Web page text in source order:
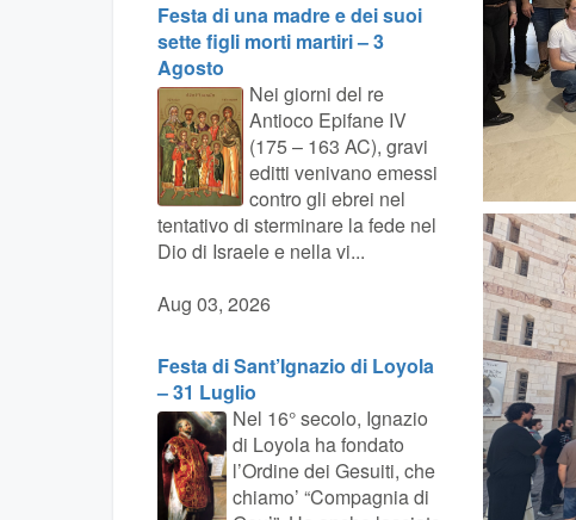
Festa di una madre e dei suoi
sette figli morti martiri – 3
Agosto
Nei giorni del re
Antioco Epifane IV
(175 – 163 AC), gravi
editti venivano emessi
contro gli ebrei nel
tentativo di sterminare la fede nel
Dio di Israele e nella vi...
Aug 03, 2026
Festa di Sant’Ignazio di Loyola
– 31 Luglio
Nel 16° secolo, Ignazio
di Loyola ha fondato
l’Ordine dei Gesuiti, che
chiamo’ “Compagnia di